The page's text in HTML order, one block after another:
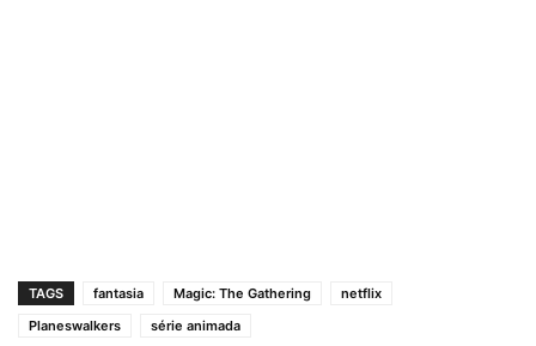
TAGS fantasia Magic: The Gathering
netflix
Planeswalkers
série animada